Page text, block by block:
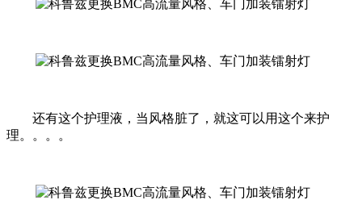
还有这个护理液，当风格脏了，就这可以用这个来护
理。。。。